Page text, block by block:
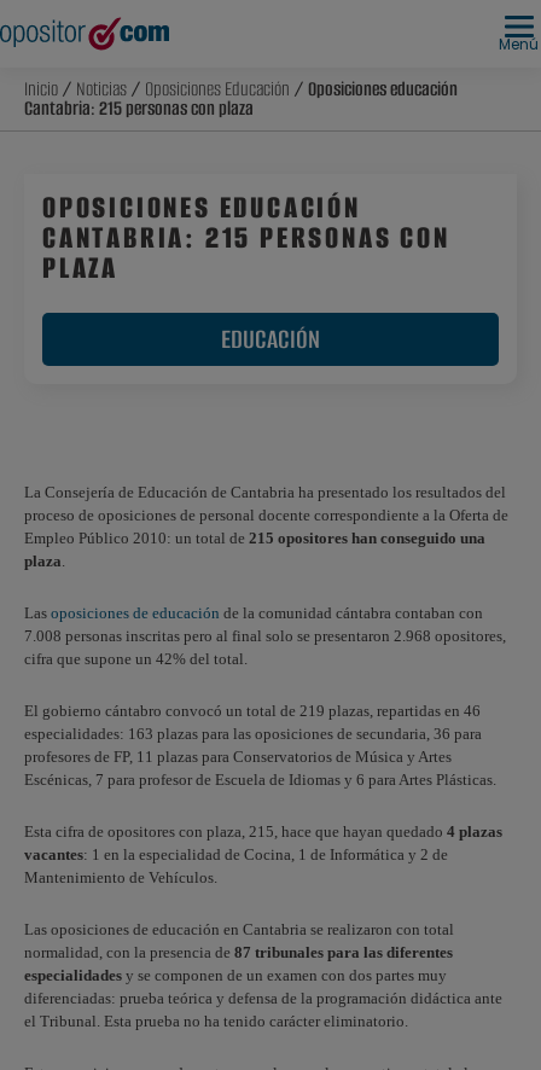
Menú
Inicio/ Noticias/ Oposiciones Educación / Oposiciones educación
Cantabria: 215 personas con plaza
OPOSICIONES EDUCACIÓN
CANTABRIA: 215 PERSONAS CON
PLAZA
EDUCACIÓN
La Consejería de Educación de Cantabria ha presentado los resultados del
proceso de oposiciones de personal docente correspondiente a la Oferta de
Empleo Público 2010: un total de 215 opositores han conseguido una
plaza.
Las oposiciones de educación de la comunidad cántabra contaban con
7.008 personas inscritas pero al final solo se presentaron 2.968 opositores,
cifra que supone un 42% del total.
El gobierno cántabro convocó un total de 219 plazas, repartidas en 46
especialidades: 163 plazas para las oposiciones de secundaria, 36 para
profesores de FP, 11 plazas para Conservatorios de Música y Artes
Escénicas, 7 para profesor de Escuela de Idiomas y 6 para Artes Plásticas.
Esta cifra de opositores con plaza, 215, hace que hayan quedado 4 plazas
vacantes: 1 en la especialidad de Cocina, 1 de Informática y 2 de
Mantenimiento de Vehículos.
Las oposiciones de educación en Cantabria se realizaron con total
normalidad, con la presencia de 87 tribunales para las diferentes
especialidades y se componen de un examen con dos partes muy
diferenciadas: prueba teórica y defensa de la programación didáctica ante
el Tribunal. Esta prueba no ha tenido carácter eliminatorio.